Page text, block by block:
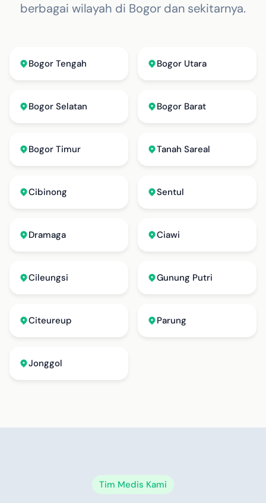
berbagai wilayah di Bogor dan sekitarnya.
Bogor Tengah Bogor Utara
Bogor Selatan Bogor Barat
Bogor Timur Tanah Sareal
Cibinong Sentul
Dramaga Ciawi
Cileungsi Gunung Putri
Citeureup Parung
Jonggol
Tim Medis Kami